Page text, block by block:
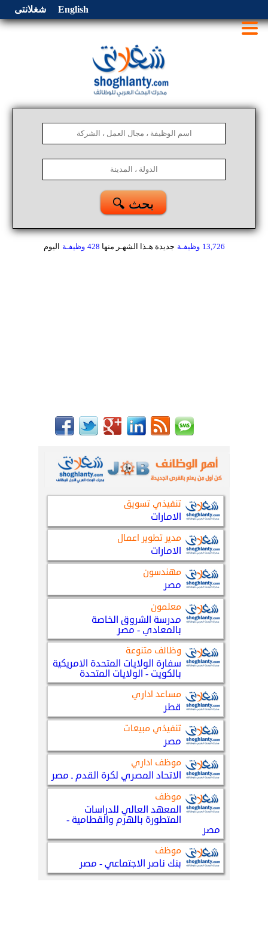
شغلانتى English
🔍 بحث
13,726 وظيفـة جديدة هـذا الشهـر منها 428 وظيفـة اليوم